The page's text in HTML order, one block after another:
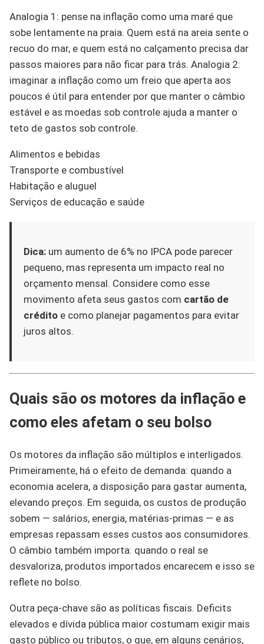
Analogia 1: pense na inflação como uma maré que
sobe lentamente na praia. Quem está na areia sente o
recuo do mar, e quem está no calçamento precisa dar
passos maiores para não ficar para trás. Analogia 2:
imaginar a inflação como um freio que aperta aos
poucos é útil para entender por que manter o câmbio
estável e as moedas sob controle ajuda a manter o
teto de gastos sob controle.
Alimentos e bebidas
Transporte e combustível
Habitação e aluguel
Serviços de educação e saúde
Dica: um aumento de 6% no IPCA pode parecer
pequeno, mas representa um impacto real no
orçamento mensal. Considere como esse
movimento afeta seus gastos com cartão de
crédito e como planejar pagamentos para evitar
juros altos.
Quais são os motores da inflação e
como eles afetam o seu bolso
Os motores da inflação são múltiplos e interligados.
Primeiramente, há o efeito de demanda: quando a
economia acelera, a disposição para gastar aumenta,
elevando preços. Em seguida, os custos de produção
sobem — salários, energia, matérias-primas — e as
empresas repassam esses custos aos consumidores.
O câmbio também importa: quando o real se
desvaloriza, produtos importados encarecem e isso se
reflete no bolso.
Outra peça-chave são as políticas fiscais. Deficits
elevados e dívida pública maior costumam exigir mais
gasto público ou tributos, o que, em alguns cenários,